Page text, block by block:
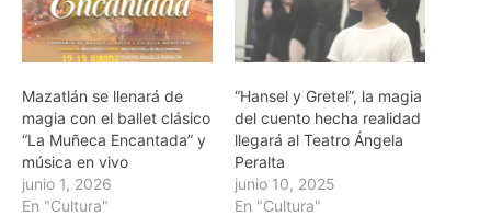
Mazatlán se llenará de
magia con el ballet clásico
“La Muñeca Encantada” y
música en vivo
junio 1, 2026
En "Cultura"
“Hansel y Gretel”, la magia
del cuento hecha realidad
llegará al Teatro Ángela
Peralta
junio 10, 2025
En "Cultura"